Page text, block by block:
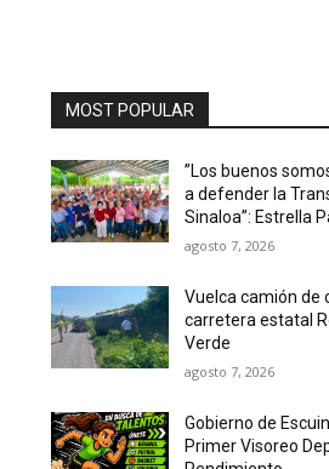
MOST POPULAR
”Los buenos
a defender la
Sinaloa”: Estrella
agosto 7, 2026
Vuelca camión de
carretera estatal
Verde
agosto 7, 2026
Gobierno de
Primer Visoreo